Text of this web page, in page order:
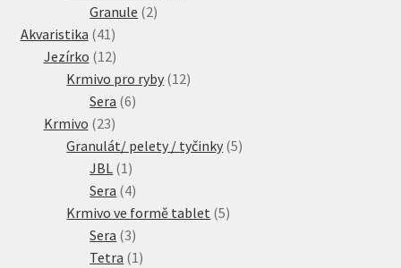
Granule 22
Akvaristika 41 41
produktů
Jezírko 1212
produktů
Krmivo pro ryby 1212
Sera 66
Krmivo 2323
produktů
Granulát/ pelety / tyčinky 55
JBL 1 1
produkt
Sera 44
produkty
Krmivo ve formě tablet 55
Sera 33
produkty
Tetra 1 1